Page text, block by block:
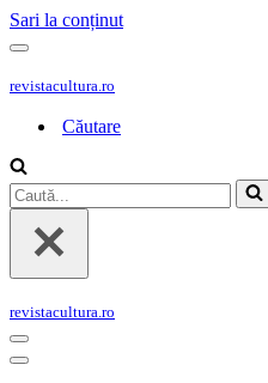
Sari la conținut
Meniu
navigare
revistacultura.ro
Căutare
Caută...
revistacultura.ro
Meniu
de
Meniu